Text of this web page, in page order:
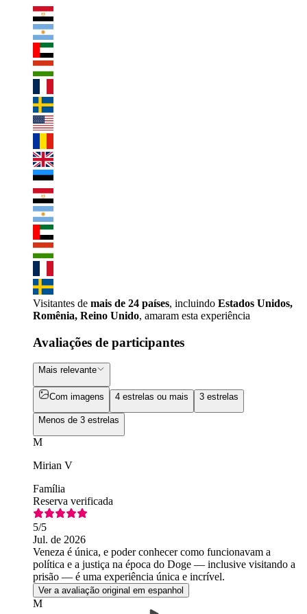
Visitantes de mais de 24 países, incluindo Estados Unidos,
Romênia, Reino Unido, amaram esta experiência
Avaliações de participantes
Mais relevante
Com imagens 4 estrelas ou mais 3 estrelas
Menos de 3 estrelas
M
Mirian V
Família
Reserva verificada
5/5
Jul. de 2026
Veneza é única, e poder conhecer como funcionavam a
política e a justiça na época do Doge — inclusive visitando a
prisão — é uma experiência única e incrível.
Ver a avaliação original em espanhol
M